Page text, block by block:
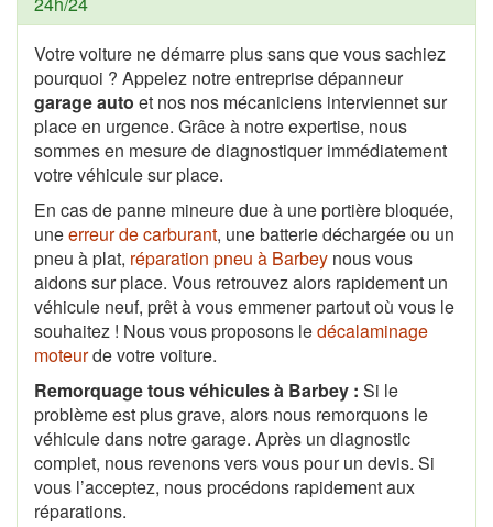
Votre voiture ne démarre plus sans que vous sachiez
pourquoi ? Appelez notre entreprise dépanneur
garage auto et nos nos mécaniciens interviennet sur
place en urgence. Grâce à notre expertise, nous
sommes en mesure de diagnostiquer immédiatement
votre véhicule sur place.
En cas de panne mineure due à une portière bloquée,
uneerreur de carburant, une batterie déchargée ou un
pneu à plat, réparation pneu à Barbey nous vous
aidons sur place. Vous retrouvez alors rapidement un
véhicule neuf, prêt à vous emmener partout où vous le
souhaitez ! Nous vous proposons ledécalaminage
moteurde votre voiture.
Remorquage tous véhicules à Barbey : Si le
problème est plus grave, alors nous remorquons le
véhicule dans notre garage. Après un diagnostic
complet, nous revenons vers vous pour un devis. Si
vous l’acceptez, nous procédons rapidement aux
réparations.